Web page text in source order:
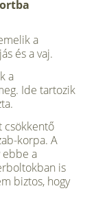
a
és a vaj.
a
Ide tartozik
csökkentő
korpa. A
ebbe a
is
biztos, hogy